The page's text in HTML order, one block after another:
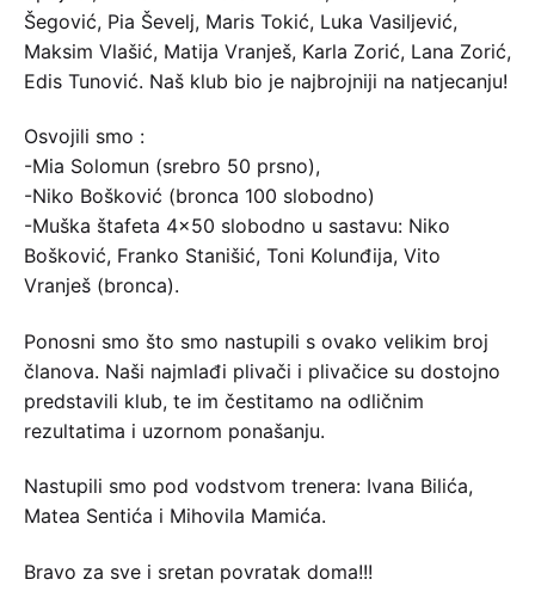
Šegović, Pia Ševelj, Maris Tokić, Luka Vasiljević,
Maksim Vlašić, Matija Vranješ, Karla Zorić, Lana Zorić,
Edis Tunović. Naš klub bio je najbrojniji na natjecanju!
Osvojili smo :
-Mia Solomun (srebro 50 prsno),
-Niko Bošković (bronca 100 slobodno)
-Muška štafeta 4×50 slobodno u sastavu: Niko
Bošković, Franko Stanišić, Toni Kolunđija, Vito
Vranješ (bronca).
Ponosni smo što smo nastupili s ovako velikim broj
članova. Naši najmlađi plivači i plivačice su dostojno
predstavili klub, te im čestitamo na odličnim
rezultatima i uzornom ponašanju.
Nastupili smo pod vodstvom trenera: Ivana Bilića,
Matea Sentića i Mihovila Mamića.
Bravo za sve i sretan povratak doma!!!